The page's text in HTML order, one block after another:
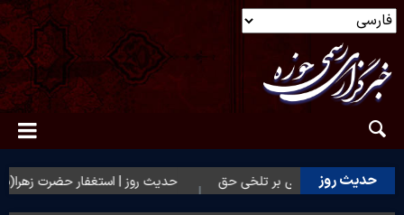
حدیث روز
روز | شکیبایی بر تلخی حق حدیث روز | استغفار حضرت زهرا(س)